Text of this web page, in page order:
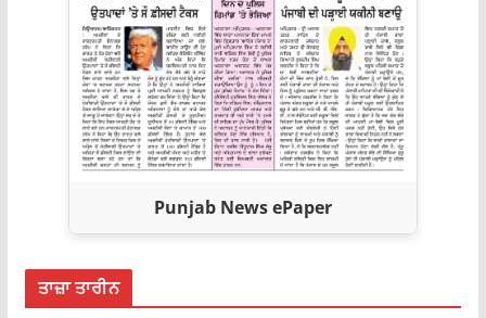
Punjab News ePaper
ਤਾਜ਼ਾ ਤਾਰੀਨ